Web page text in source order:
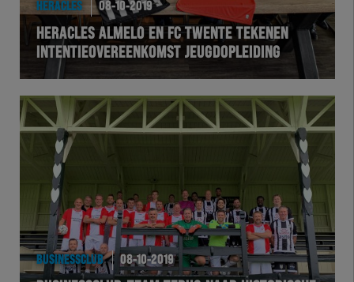
HERACLES 08-10-2019
HERACLES ALMELO EN FC TWENTE TEKENEN
INTENTIEOVEREENKOMST JEUGDOPLEIDING
BUSINESSCLUB 08-10-2019